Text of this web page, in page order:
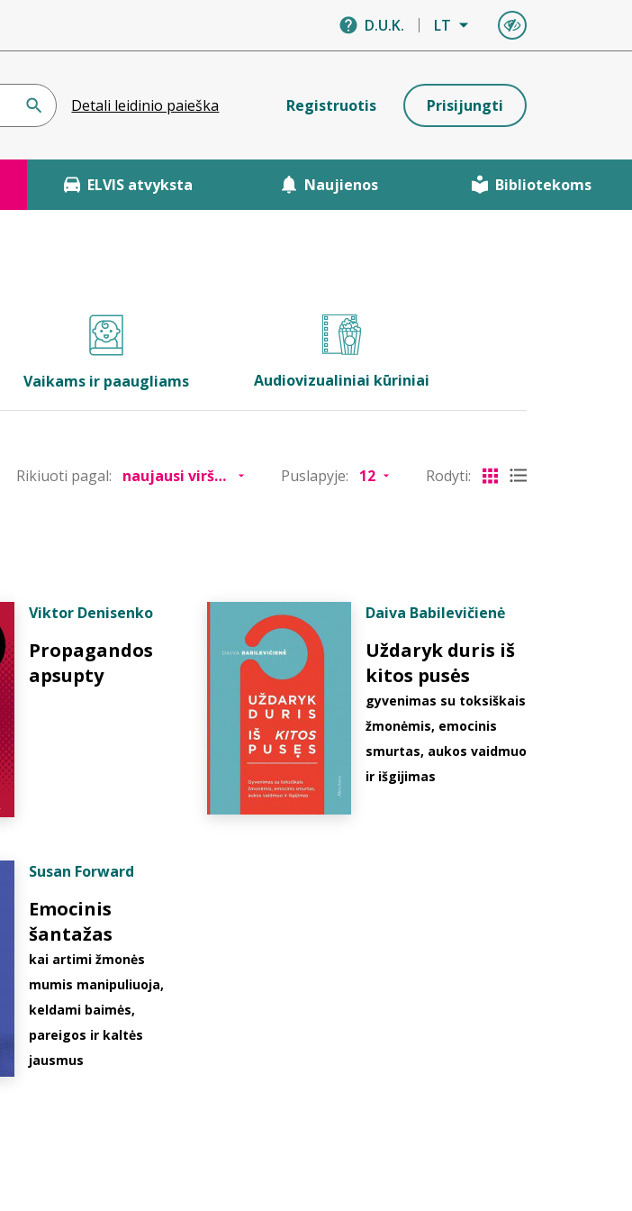
D.U.K. LT
Detali leidinio paieška Registruotis Prisijungti
ELVIS atvyksta Naujienos Bibliotekoms
Vaikams ir paaugliams Audiovizualiniai kūriniai
Rikiuoti pagal: Puslapyje: Rodyti:
Viktor Denisenko
Propagandos
apsupty
Daiva Babilevičienė
Uždaryk duris iš
kitos pusės
gyvenimas su toksiškais
žmonėmis, emocinis
smurtas, aukos vaidmuo
ir išgijimas
Susan Forward
Emocinis
šantažas
kai artimi žmonės
mumis manipuliuoja,
keldami baimės,
pareigos ir kaltės
jausmus